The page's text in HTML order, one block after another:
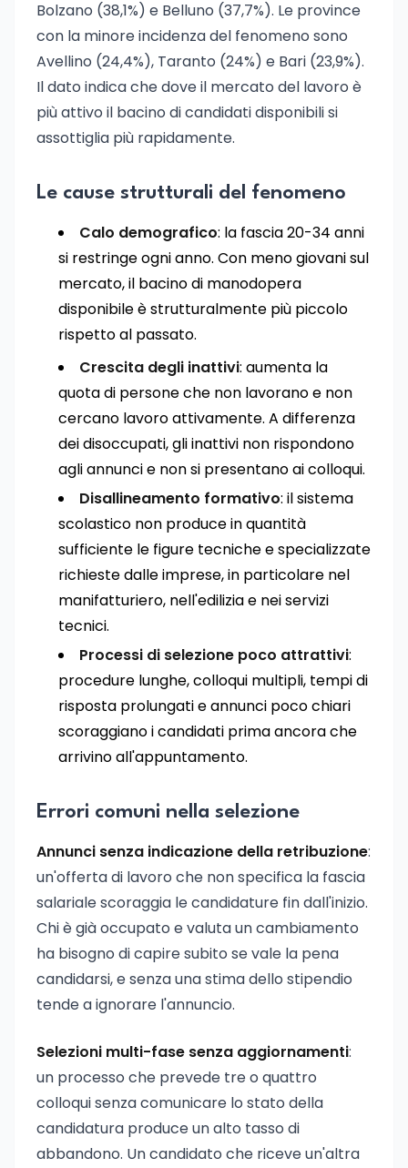
Bolzano (38,1%) e Belluno (37,7%). Le province
con la minore incidenza del fenomeno sono
Avellino (24,4%), Taranto (24%) e Bari (23,9%).
Il dato indica che dove il mercato del lavoro è
più attivo il bacino di candidati disponibili si
assottiglia più rapidamente.
Le cause strutturali del fenomeno
Calo demografico: la fascia 20-34 anni
si restringe ogni anno. Con meno giovani sul
mercato, il bacino di manodopera
disponibile è strutturalmente più piccolo
rispetto al passato.
Crescita degli inattivi: aumenta la
quota di persone che non lavorano e non
cercano lavoro attivamente. A differenza
dei disoccupati, gli inattivi non rispondono
agli annunci e non si presentano ai colloqui.
Disallineamento formativo: il sistema
scolastico non produce in quantità
sufficiente le figure tecniche e specializzate
richieste dalle imprese, in particolare nel
manifatturiero, nell'edilizia e nei servizi
tecnici.
Processi di selezione poco attrattivi:
procedure lunghe, colloqui multipli, tempi di
risposta prolungati e annunci poco chiari
scoraggiano i candidati prima ancora che
arrivino all'appuntamento.
Errori comuni nella selezione
Annunci senza indicazione della retribuzione:
un'offerta di lavoro che non specifica la fascia
salariale scoraggia le candidature fin dall'inizio.
Chi è già occupato e valuta un cambiamento
ha bisogno di capire subito se vale la pena
candidarsi, e senza una stima dello stipendio
tende a ignorare l'annuncio.
Selezioni multi-fase senza aggiornamenti:
un processo che prevede tre o quattro
colloqui senza comunicare lo stato della
candidatura produce un alto tasso di
abbandono. Un candidato che riceve un'altra